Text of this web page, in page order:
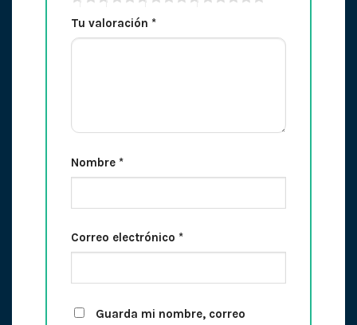
Tu valoración *
Nombre *
Correo electrónico *
Guarda mi nombre, correo